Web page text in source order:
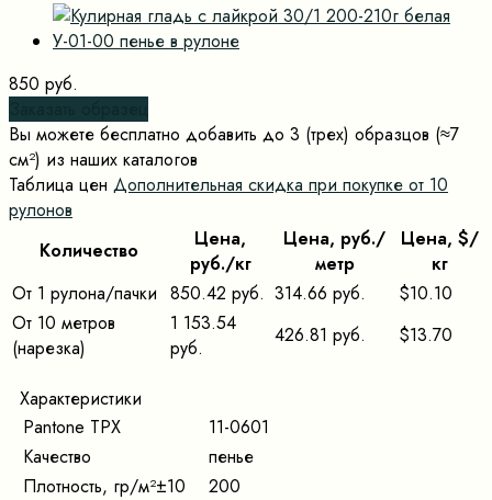
850 руб.
Вы можете бесплатно добавить до 3 (трех) образцов (≈7
cм²) из наших каталогов
Таблица цен Дополнительная скидка при покупке от 10
рулонов
Количество
Цена,
pуб./кг
Цена, pуб./
метр
Цена, $/
кг
От 1 рулона/пачки 850.42 руб. 314.66 руб.
$10.10
От 10 метров
(нарезка)
1 153.54
руб.
426.81 руб. $13.70
Характеристики
Pantone TPX
11-0601
Качество
пенье
Плотность, гр/м²±10
200